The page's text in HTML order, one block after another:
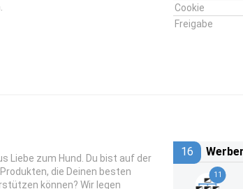
Cookie
Freigabe
Liebe zum Hund. Du bist auf der
die Deinen besten
können? Wir legen
16
11